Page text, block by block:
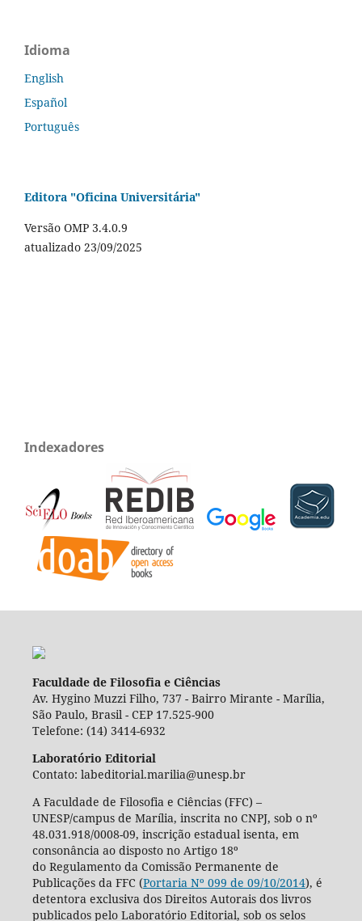
Idioma
English
Español
Português
Editora "Oficina Universitária"
Versão OMP 3.4.0.9
atualizado 23/09/2025
Indexadores
Faculdade de Filosofia e Ciências
Av. Hygino Muzzi Filho, 737 - Bairro Mirante - Marília,
São Paulo, Brasil - CEP 17.525-900
Telefone: (14) 3414-6932
Laboratório Editorial
Contato: labeditorial.marilia@unesp.br
A Faculdade de Filosofia e Ciências (FFC) –
UNESP/campus de Marília, inscrita no CNPJ, sob o nº
48.031.918/0008-09, inscrição estadual isenta, em
consonância ao disposto no Artigo 18º
do Regulamento da Comissão Permanente de
Publicações da FFC (Portaria Nº 099 de 09/10/2014), é
detentora exclusiva dos Direitos Autorais dos livros
publicados pelo Laboratório Editorial, sob os selos